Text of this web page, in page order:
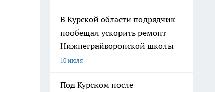
В Курской области подрядчик
пообещал ускорить ремонт
Нижнеграйворонской школы
10 июля
Под Курском после